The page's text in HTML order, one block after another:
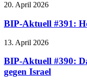
20. April 2026
BIP-Aktuell #391:
13. April 2026
BIP-Aktuell #390:
gegen Israel